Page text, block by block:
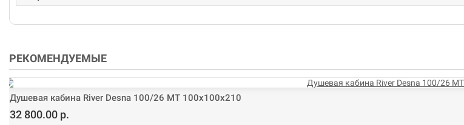
РЕКОМЕНДУЕМЫЕ
Душевая кабина River Desna 100/26 МТ 100х100х210
32 800.00 р.